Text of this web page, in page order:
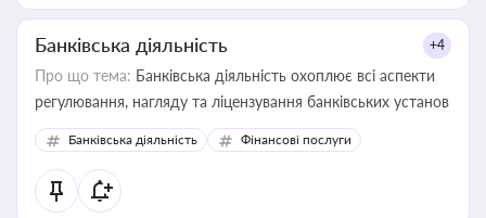
Банківська діяльність +4
Про що тема: Банківська діяльність охоплює всі аспекти
регулювання, нагляду та ліцензування банківських установ
Банківська діяльність Фінансові послуги